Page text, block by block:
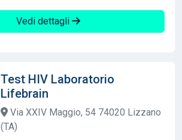
Vedi dettagli
Test HIV Laboratorio
Lifebrain
Via XXIV Maggio, 54 74020 Lizzano
(TA)